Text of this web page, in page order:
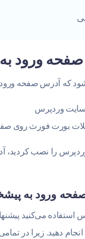
صفحه ورود
که آدرس صفحه
سایت وردپرس
بورت فورث روی
را نصب کردید،
ورود به
استفاده می‌کنید
انجام دهید. زیرا در